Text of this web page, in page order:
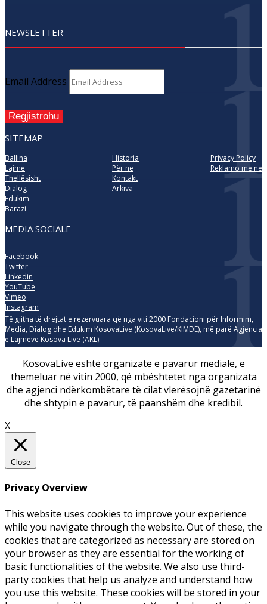
NEWSLETTER
Email Address
Regjistrohu
SITEMAP
Ballina
Lajme
Thellësisht
Dialog
Edukim
Barazi
Historia
Për ne
Kontakt
Arkiva
Privacy Policy
Reklamo me ne
MEDIA SOCIALE
Facebook
Twitter
Linkedin
YouTube
Vimeo
Instagram
Të gjitha të drejtat e rezervuara që nga viti 2000 Fondacioni për Informim,
Media, Dialog dhe Edukim KosovaLive (KosovaLive/KIMDE), më parë Agjencia
e Lajmeve Kosova Live (AKL).
KosovaLive është organizatë e pavarur mediale, e
themeluar në vitin 2000, që mbështetet nga organizata
dhe agjenci ndërkombëtare të cilat vlerësojnë gazetarinë
dhe shtypin e pavarur, të paanshëm dhe kredibil.
X
Close
Privacy Overview
This website uses cookies to improve your experience
while you navigate through the website. Out of these, the
cookies that are categorized as necessary are stored on
your browser as they are essential for the working of
basic functionalities of the website. We also use third-
party cookies that help us analyze and understand how
you use this website. These cookies will be stored in your